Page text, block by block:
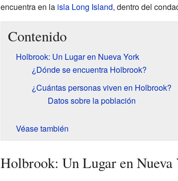
encuentra en la isla Long Island, dentro del
Contenido
Holbrook: Un Lugar en Nueva York
¿Dónde se encuentra Holbrook?
¿Cuántas personas viven en Holbrook?
Datos sobre la población
Véase también
Holbrook: Un Lugar en Nueva